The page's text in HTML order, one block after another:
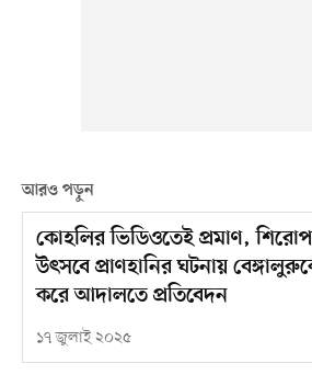
আরও পড়ুন
কোহলির ভিডিওতেই প্রমাণ,
উৎসবে প্রাণহানির ঘটনায়
করে আদালতে প্রতিবেদন
১৭ জুলাই ২০২৫